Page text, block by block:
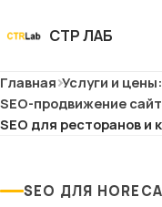
СТР ЛАБ
Услуги и цены
О компании
Кейсы
Главная Услуги и
SEO-продвижение
SEO для ресторанов и
SEO ДЛЯ HORECA